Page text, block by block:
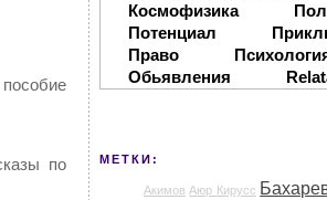
по
Космофизика
Потенциал
Право
Обьявления
МЕТКИ:
Акимов Аюр Кирусс